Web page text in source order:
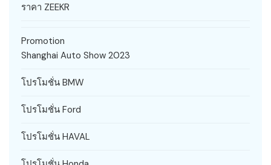
ราคา ZEEKR
Promotion
Shanghai Auto Show 2023
โปรโมชั่น BMW
โปรโมชั่น Ford
โปรโมชั่น HAVAL